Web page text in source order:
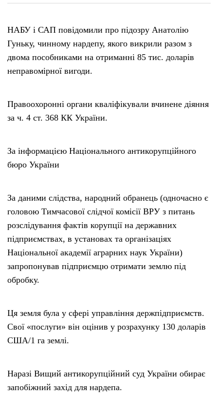
НАБУ і САП повідомили про підозру Анатолію
Гуньку, чинному нардепу, якого викрили разом з
двома пособниками на отриманні 85 тис. доларів
неправомірної вигоди.
Правоохоронні органи кваліфікували вчинене діяння
за ч. 4 ст. 368 КК України.
За інформацією Національного антикорупційного
бюро України
За даними слідства, народний обранець (одночасно є
головою Тимчасової слідчої комісії ВРУ з питань
розслідування фактів корупції на державних
підприємствах, в установах та організаціях
Національної академії аграрних наук України)
запропонував підприємцю отримати землю під
обробку.
Ця земля була у сфері управління держпідприємств.
Свої «послуги» він оцінив у розрахунку 130 доларів
США/1 га землі.
Наразі Вищий антикорупційний суд України обирає
запобіжний захід для нардепа.